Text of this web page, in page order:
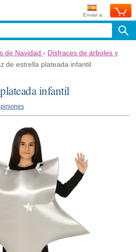
Enviar a:
de Navidad › Disfraces de árboles y
de estrella plateada infantil
infantil